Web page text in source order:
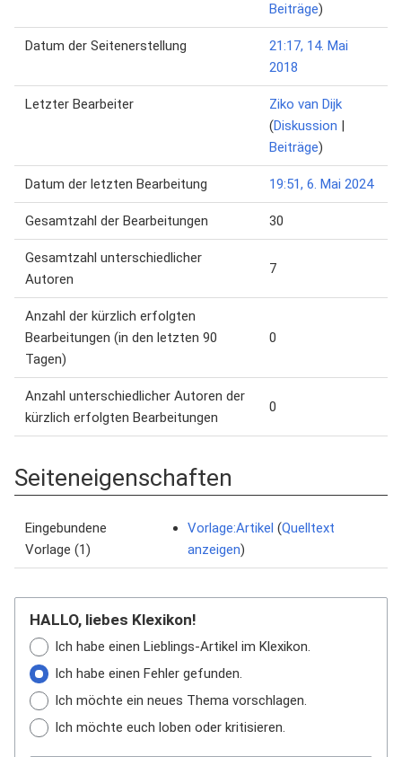
Beiträge)
Datum der Seitenerstellung
21:17, 14. Mai
2018
Letzter Bearbeiter
Ziko van Dijk
(Diskussion |
Beiträge)
Datum der letzten Bearbeitung 19:51, 6. Mai 2024
Gesamtzahl der Bearbeitungen 30
Gesamtzahl unterschiedlicher
Autoren
7
Anzahl der kürzlich erfolgten
Bearbeitungen (in den letzten 90
Tagen)
0
Anzahl unterschiedlicher Autoren der
kürzlich erfolgten Bearbeitungen
0
Seiteneigenschaften
Eingebundene
Vorlage (1)
Vorlage:Artikel (Quelltext
anzeigen)
HALLO, liebes Klexikon!
Ich habe einen Lieblings-Artikel im Klexikon.
Ich habe einen Fehler gefunden.
Ich möchte ein neues Thema vorschlagen.
Ich möchte euch loben oder kritisieren.